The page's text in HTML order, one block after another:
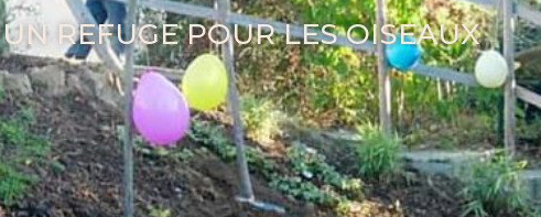
UN REFUGE POUR LES OISEAUX